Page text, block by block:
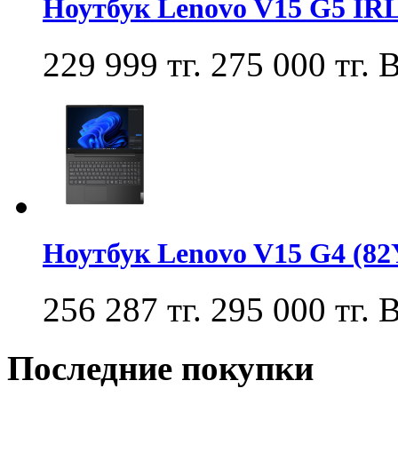
Ноутбук Lenovo V15 G5
229 999 тг. 275 000 тг.
Ноутбук Lenovo V15 G4
256 287 тг. 295 000 тг.
Последние покупки